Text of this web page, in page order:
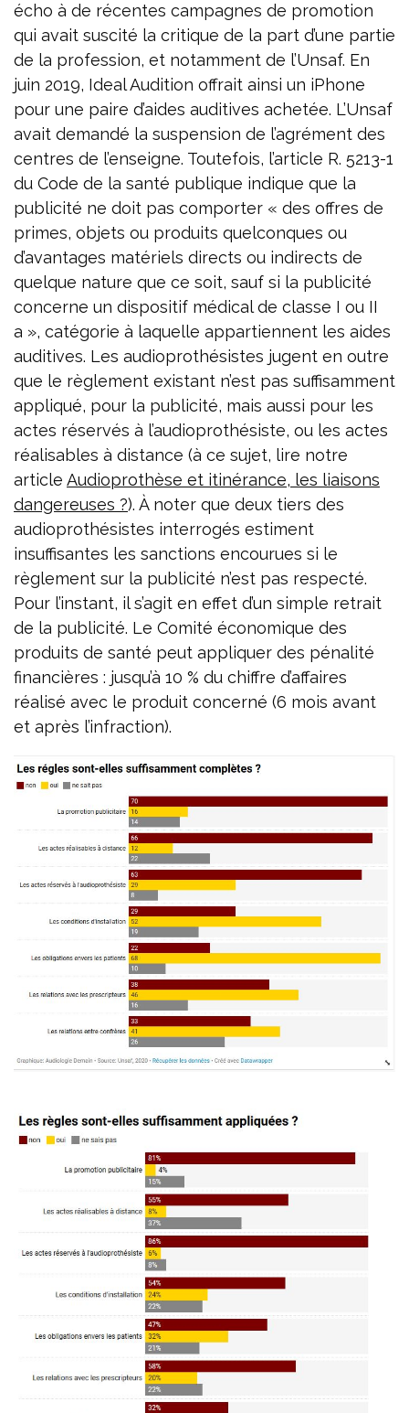
écho à de récentes campagnes de promotion
qui avait suscité la critique de la part d’une partie
de la profession, et notamment de l’Unsaf. En
juin 2019, Ideal Audition offrait ainsi un iPhone
pour une paire d’aides auditives achetée. L’Unsaf
avait demandé la suspension de l’agrément des
centres de l’enseigne. Toutefois, l’article R. 5213-1
du Code de la santé publique indique que la
publicité ne doit pas comporter « des offres de
primes, objets ou produits quelconques ou
d’avantages matériels directs ou indirects de
quelque nature que ce soit, sauf si la publicité
concerne un dispositif médical de classe I ou II
a », catégorie à laquelle appartiennent les aides
auditives. Les audioprothésistes jugent en outre
que le règlement existant n’est pas suffisamment
appliqué, pour la publicité, mais aussi pour les
actes réservés à l’audioprothésiste, ou les actes
réalisables à distance (à ce sujet, lire notre
article Audioprothèse et itinérance, les liaisons
dangereuses ?). À noter que deux tiers des
audioprothésistes interrogés estiment
insuffisantes les sanctions encourues si le
règlement sur la publicité n’est pas respecté.
Pour l’instant, il s’agit en effet d’un simple retrait
de la publicité. Le Comité économique des
produits de santé peut appliquer des pénalité
financières : jusqu’à 10 % du chiffre d’affaires
réalisé avec le produit concerné (6 mois avant
et après l’infraction).